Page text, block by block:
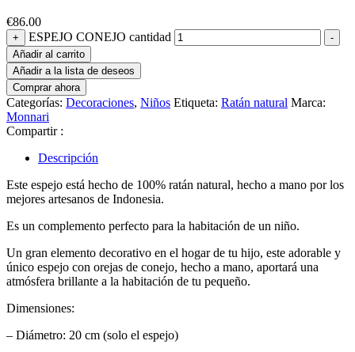
€86.00
+ ESPEJO CONEJO cantidad
-
Añadir al carrito
Añadir a la lista de deseos
Comprar ahora
Categorías: Decoraciones, Niños Etiqueta: Ratán natural Marca:
Monnari
Compartir :
Descripción
Este espejo está hecho de 100% ratán natural, hecho a mano por los
mejores artesanos de Indonesia.
Es un complemento perfecto para la habitación de un niño.
Un gran elemento decorativo en el hogar de tu hijo, este adorable y
único espejo con orejas de conejo, hecho a mano, aportará una
atmósfera brillante a la habitación de tu pequeño.
Dimensiones:
– Diámetro: 20 cm (solo el espejo)